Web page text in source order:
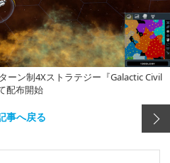
ーン制4Xストラテジー『Galactic Civil
配布開始
事へ戻る